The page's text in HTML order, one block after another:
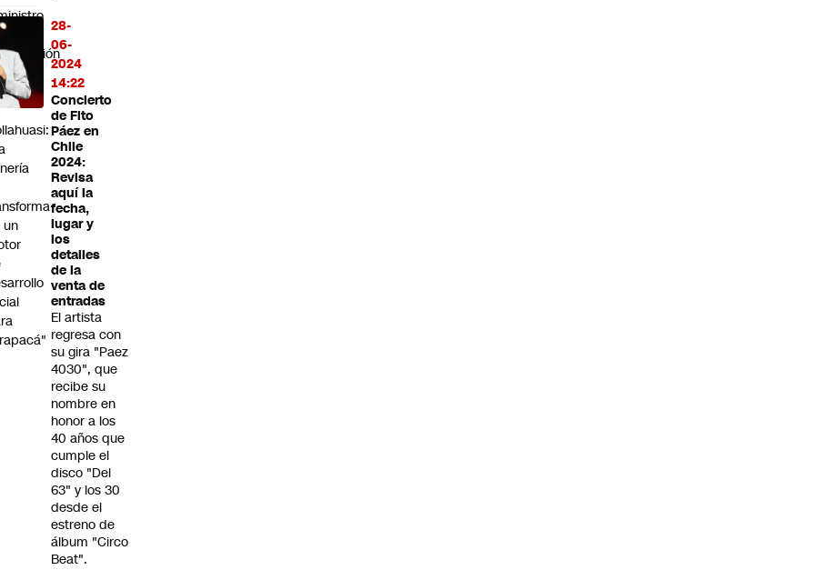
28-
06-
2024
14:22
Concierto
de Fito
Páez en
Chile
2024:
Revisa
aquí la
fecha,
lugar y
los
detalles
de la
venta de
entradas
El artista
regresa con
su gira "Paez
4030", que
recibe su
nombre en
honor a los
40 años que
cumple el
disco "Del
63" y los 30
desde el
estreno de
álbum "Circo
Beat".
por
196
un